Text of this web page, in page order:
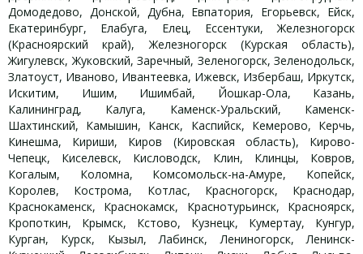
Домодедово, Донской, Дубна, Евпатория, Егорьевск, Ейск,
Екатеринбург, Елабуга, Елец, Ессентуки, Железногорск
(Красноярский край), Железногорск (Курская область),
Жигулевск, Жуковский, Заречный, Зеленогорск, Зеленодольск,
Златоуст, Иваново, Ивантеевка, Ижевск, Избербаш, Иркутск,
Искитим, Ишим, Ишимбай, Йошкар-Ола, Казань,
Калининград, Калуга, Каменск-Уральский, Каменск-
Шахтинский, Камышин, Канск, Каспийск, Кемерово, Керчь,
Кинешма, Кириши, Киров (Кировская область), Кирово-
Чепецк, Киселевск, Кисловодск, Клин, Клинцы, Ковров,
Когалым, Коломна, Комсомольск-на-Амуре, Копейск,
Королев, Кострома, Котлас, Красногорск, Краснодар,
Краснокаменск, Краснокамск, Краснотурьинск, Красноярск,
Кропоткин, Крымск, Кстово, Кузнецк, Кумертау, Кунгур,
Курган, Курск, Кызыл, Лабинск, Лениногорск, Ленинск-